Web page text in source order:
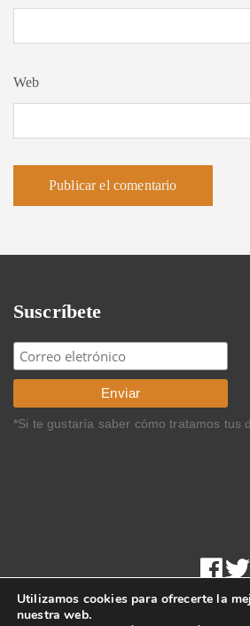
Web
Suscríbete
*Si te gustaría saber cómo tratamos tus
Utilizamos cookies para ofrecerte la
nuestra web.